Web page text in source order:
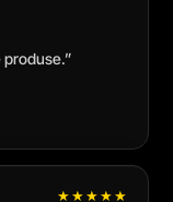
★★★★★